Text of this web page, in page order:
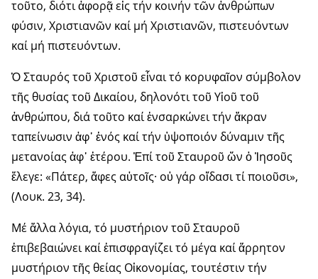
τοῦτο, διότι ἀφορᾷ εἰς τήν κοινήν τῶν ἀνθρώπων
φύσιν, Χριστιανῶν καί μή Χριστιανῶν, πιστευόντων
καί μή πιστευόντων.
Ὁ Σταυρός τοῦ Χριστοῦ εἶναι τό κορυφαῖον σύμβολον
τῆς θυσίας τοῦ Δικαίου, δηλονότι τοῦ Υἱοῦ τοῦ
ἀνθρώπου, διά τοῦτο καί ἐνσαρκώνει τήν ἄκραν
ταπείνωσιν ἀφ᾽ ἑνός καί τήν ὑψοποιόν δύναμιν τῆς
μετανοίας ἀφ᾽ ἑτέρου. Ἐπί τοῦ Σταυροῦ ὤν ὁ Ἰησοῦς
ἔλεγε: «Πάτερ, ἄφες αὐτοῖς· οὐ γάρ οἴδασι τί ποιοῦσι»,
(Λουκ. 23, 34).
Μέ ἄλλα λόγια, τό μυστήριον τοῦ Σταυροῦ
ἐπιβεβαιώνει καί ἐπισφραγίζει τό μέγα καί ἄρρητον
μυστήριον τῆς θείας Οἰκονομίας, τουτέστιν τήν